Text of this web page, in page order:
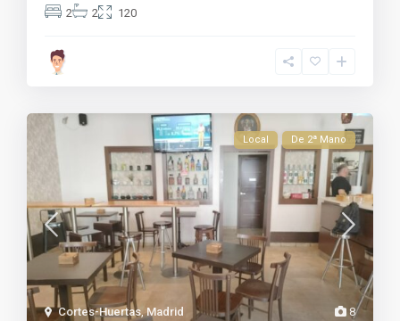
2 2 120
8
Cortes-Huertas,Madrid
Local De 2ª Mano